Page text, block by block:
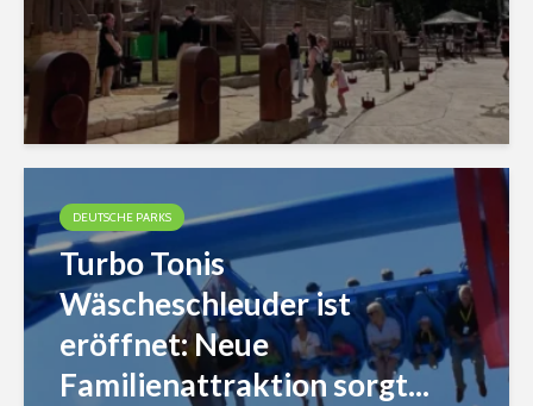
DEUTSCHE PARKS
Turbo Tonis
Wäscheschleuder ist
eröffnet: Neue
Familienattraktion sorgt...